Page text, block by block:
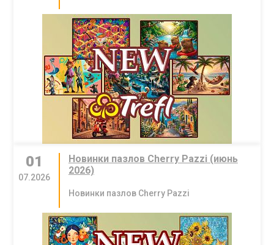
01
07.2026
Новинки пазлов Cherry Pazzi (июнь
2026)
Новинки пазлов Cherry Pazzi